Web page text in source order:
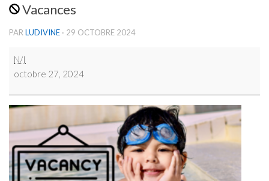
Vacances
PARLUDIVINE · 29 OCTOBRE 2024
Vacances
N/I
octobre 27, 2024